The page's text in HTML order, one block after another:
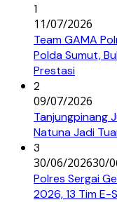
1
11/07/2026
Team GAMA
Polda Sumut,
Prestasi
2
09/07/2026
Tanjungpinang
Natuna Jadi
3
30/06/202630/
Polres Sergai
2026, 13 Tim